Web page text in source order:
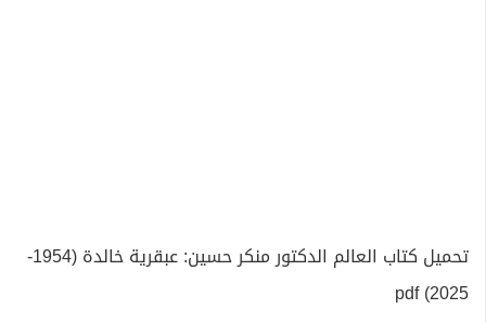
تحميل كتاب العالم الدكتور منكر حسين: عبقرية خالدة (1954-
2025) pdf